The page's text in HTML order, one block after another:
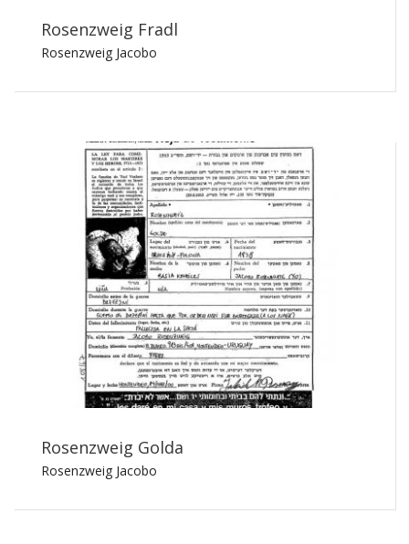
Rosenzweig Fradl
Rosenzweig Jacobo
Rosenzweig Golda
Rosenzweig Jacobo